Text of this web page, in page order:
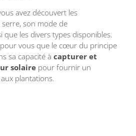
avez découvert les
son mode de
que les divers types disponibles.
vous que le cœur du principe
sa capacité àcapturer et
solaire pour fournir un
plantations.